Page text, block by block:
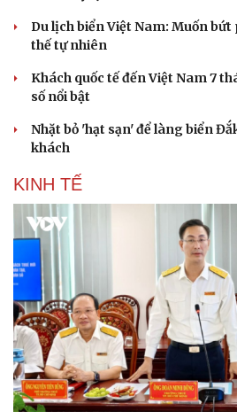
Du lịch biển Việt Nam: Muốn bứt
thế tự nhiên
Khách quốc tế đến Việt Nam 7
số nổi bật
Nhặt bỏ 'hạt sạn' để làng biển
khách
KINH TẾ